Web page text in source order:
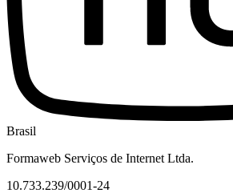
Brasil
Formaweb Serviços de Internet Ltda.
10.733.239/0001-24